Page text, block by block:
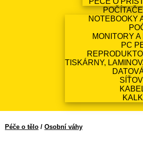
NOTEBOOKY
MONITORY
PC
TISKÁRNY,
Péče o tělo / Osobní váhy